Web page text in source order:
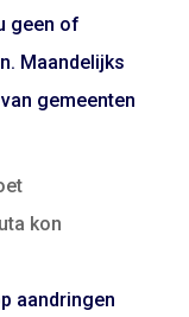
geen of
Maandelijks
gemeenten
kon
aandringen